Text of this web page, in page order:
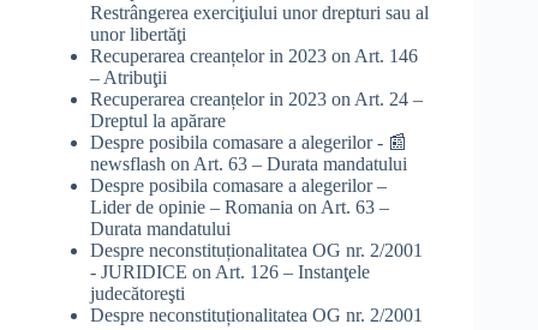
Restrângerea exerciţiului unor drepturi sau al
unor libertăţi
Recuperarea creanțelor in 2023 on Art. 146
– Atribuţii
Recuperarea creanțelor in 2023 on Art. 24 –
Dreptul la apărare
Despre posibila comasare a alegerilor - 📰
newsflash on Art. 63 – Durata mandatului
Despre posibila comasare a alegerilor –
Lider de opinie – Romania on Art. 63 –
Durata mandatului
Despre neconstituționalitatea OG nr. 2/2001
- JURIDICE on Art. 126 – Instanţele
judecătoreşti
Despre neconstituționalitatea OG nr. 2/2001